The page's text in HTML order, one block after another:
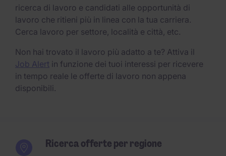
ricerca di lavoro e candidati alle opportunità di
lavoro che ritieni più in linea con la tua carriera.
Cerca lavoro per settore, località e città, etc.
Non hai trovato il lavoro più adatto a te? Attiva il
Job Alert in funzione dei tuoi interessi per ricevere
in tempo reale le offerte di lavoro non appena
disponibili.
Ricerca offerte per regione